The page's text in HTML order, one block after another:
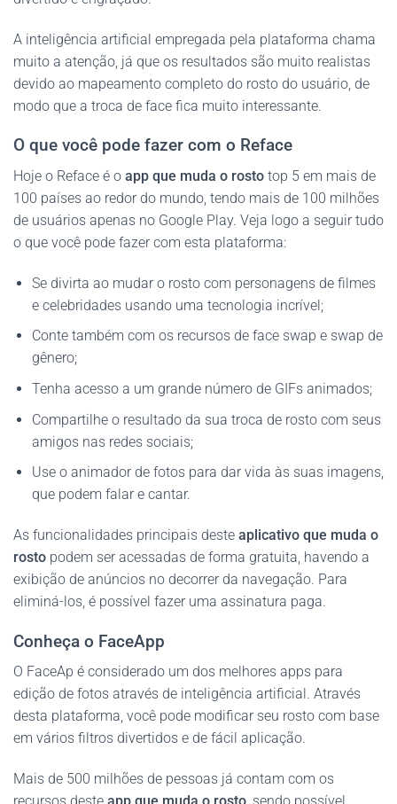
A inteligência artificial empregada pela plataforma chama
muito a atenção, já que os resultados são muito realistas
devido ao mapeamento completo do rosto do usuário, de
modo que a troca de face fica muito interessante.
O que você pode fazer com o Reface
Hoje o Reface é o app que muda o rosto top 5 em mais de
100 países ao redor do mundo, tendo mais de 100 milhões
de usuários apenas no Google Play. Veja logo a seguir tudo
o que você pode fazer com esta plataforma:
Se divirta ao mudar o rosto com personagens de filmes
e celebridades usando uma tecnologia incrível;
Conte também com os recursos de face swap e swap de
gênero;
Tenha acesso a um grande número de GIFs animados;
Compartilhe o resultado da sua troca de rosto com seus
amigos nas redes sociais;
Use o animador de fotos para dar vida às suas imagens,
que podem falar e cantar.
As funcionalidades principais deste aplicativo que muda o
rosto podem ser acessadas de forma gratuita, havendo a
exibição de anúncios no decorrer da navegação. Para
eliminá-los, é possível fazer uma assinatura paga.
Conheça o FaceApp
O FaceAp é considerado um dos melhores apps para
edição de fotos através de inteligência artificial. Através
desta plataforma, você pode modificar seu rosto com base
em vários filtros divertidos e de fácil aplicação.
Mais de 500 milhões de pessoas já contam com os